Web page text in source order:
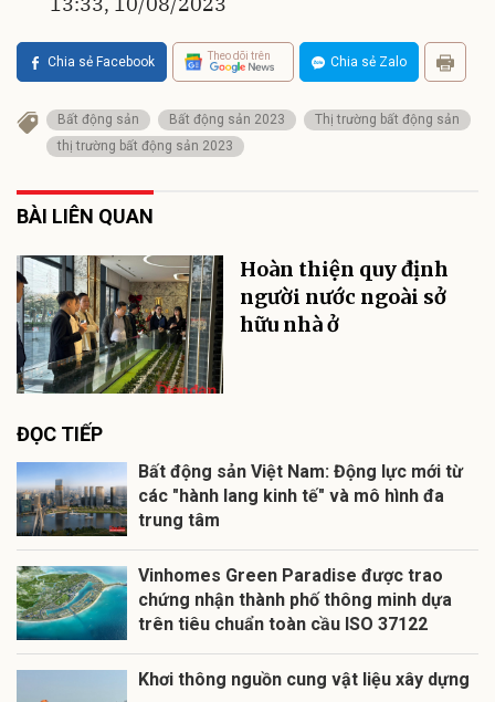
Chia sẻ Facebook Theo dõi trên Chia sẻ Zalo
Bất động sản Bất động sản 2023
Thị trường bất động sản
thị trường bất động sản 2023
BÀI LIÊN QUAN
Hoàn thiện quy định
người nước ngoài sở
hữu nhà ở
ĐỌC TIẾP
Bất động sản Việt Nam: Động lực mới từ
các "hành lang kinh tế" và mô hình đa
trung tâm
Vinhomes Green Paradise được trao
chứng nhận thành phố thông minh dựa
trên tiêu chuẩn toàn cầu ISO 37122
Khơi thông nguồn cung vật liệu xây dựng